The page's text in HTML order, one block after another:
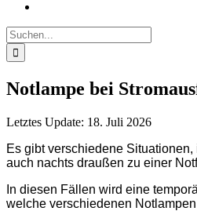
Suche
nach:
Notlampe bei
Letztes Update: 18. Juli 2026
Es gibt verschiedene
auch nachts draußen zu einer
In diesen Fällen wird eine
welche verschiedenen